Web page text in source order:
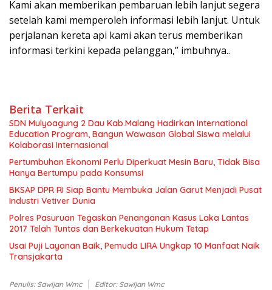
‎Kami akan memberikan pembaruan lebih lanjut segera
setelah kami memperoleh informasi lebih lanjut. Untuk
perjalanan kereta api kami akan terus memberikan
informasi terkini kepada pelanggan,” imbuhnya..
Berita Terkait
SDN Mulyoagung 2 Dau Kab.Malang Hadirkan International
Education Program, Bangun Wawasan Global Siswa melalui
Kolaborasi Internasional
Pertumbuhan Ekonomi Perlu Diperkuat Mesin Baru, Tidak Bisa
Hanya Bertumpu pada Konsumsi
BKSAP DPR RI Siap Bantu Membuka Jalan Garut Menjadi Pusat
Industri Vetiver Dunia
Polres Pasuruan Tegaskan Penanganan Kasus Laka Lantas
2017 Telah Tuntas dan Berkekuatan Hukum Tetap
Usai Puji Layanan Baik, Pemuda LIRA Ungkap 10 Manfaat Naik
Transjakarta
Penulis: Sawijan Wmc Editor: Sawijan Wmc